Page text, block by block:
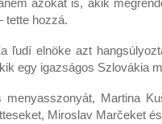
azokat is, akik
tette hozzá.
ľudí elnöke azt
egy igazságos Szlovákia
Martina
Miroslav Marčeket